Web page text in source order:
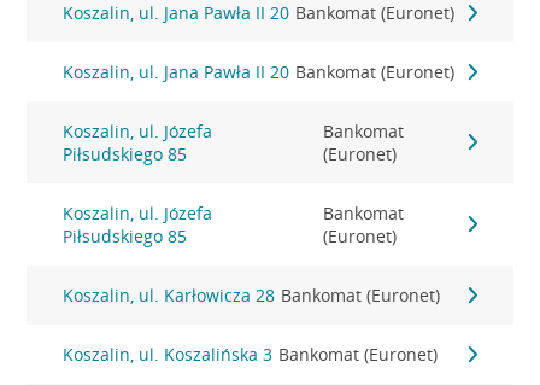
Koszalin, ul. Jana Pawła II 20 Bankomat (Euronet)
Koszalin, ul. Jana Pawła II 20 Bankomat (Euronet)
Koszalin, ul. Józefa
Piłsudskiego 85
Bankomat
(Euronet)
Koszalin, ul. Józefa
Piłsudskiego 85
Bankomat
(Euronet)
Koszalin, ul. Karłowicza 28 Bankomat (Euronet)
Koszalin, ul. Koszalińska 3 Bankomat (Euronet)